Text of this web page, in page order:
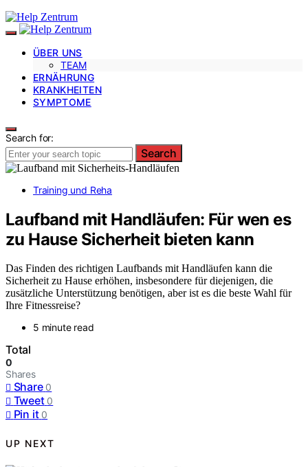
ÜBER UNS
TEAM
ERNÄHRUNG
KRANKHEITEN
SYMPTOME
Search for:
Search
Training und Reha
Laufband mit Handläufen: Für wen es
zu Hause Sicherheit bieten kann
Das Finden des richtigen Laufbands mit Handläufen kann die
Sicherheit zu Hause erhöhen, insbesondere für diejenigen, die
zusätzliche Unterstützung benötigen, aber ist es die beste Wahl für
Ihre Fitnessreise?
5 minute read
Total
0
Shares
Share 0
Tweet 0
Pin it 0
UP NEXT